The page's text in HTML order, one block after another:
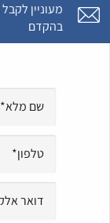
מעוניין
בהקדם